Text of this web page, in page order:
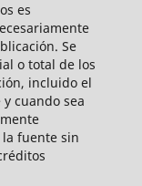
es
Se
o total de los
incluido el
cuando sea
fuente sin